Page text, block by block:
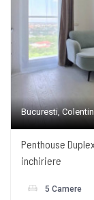
Bucuresti,
Penthouse
inchiriere
5 Camere